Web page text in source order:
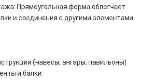
Прямоугольная форма облегчает
и соединения с другими элементами
(навесы, ангары, павильоны)
и балки